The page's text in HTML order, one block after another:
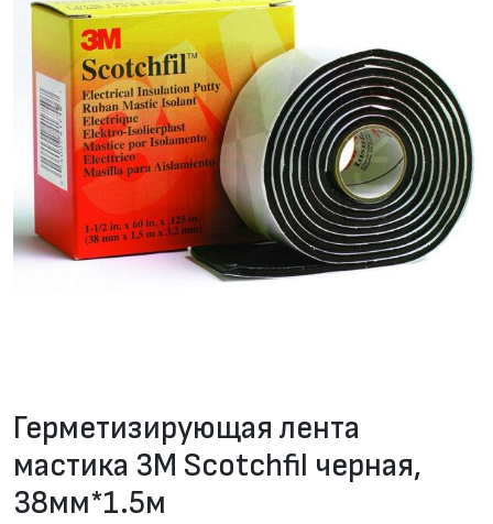
Герметизирующая лента
мастика 3M Scotchfil черная,
38мм*1.5м